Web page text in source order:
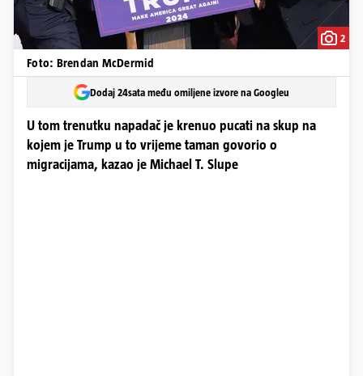
2
Foto: Brendan McDermid
Dodaj 24sata među omiljene izvore na Googleu
U tom trenutku napadač je krenuo pucati na skup na
kojem je Trump u to vrijeme taman govorio o
migracijama, kazao je Michael T. Slupe